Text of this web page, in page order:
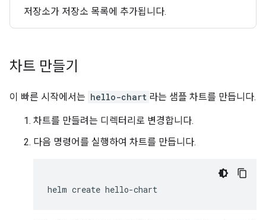
저장소가 저장소 목록에 추가됩니다.
차트 만들기
이 빠른 시작에서는 hello-chart 라는 샘플 차트를 만듭니다.
차트를 만들려는 디렉터리로 변경합니다.
다음 명령어를 실행하여 차트를 만듭니다.
helm create